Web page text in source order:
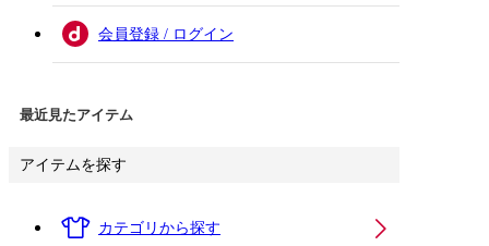
会員登録 / ログイン
最近見たアイテム
アイテムを探す
カテゴリから探す